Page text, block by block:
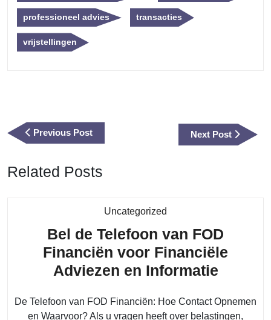
professioneel advies transacties
vrijstellingen
Previous PostPrevious
Post
Next Post
Next
Post
Related Posts
Uncategorized
Bel de Telefoon van FOD
Financiën voor Financiële
Adviezen en InformatieBel
De Telefoon van FOD Financiën: Hoe Contact Opnemen
en Waarvoor? Als u vragen heeft over belastingen,